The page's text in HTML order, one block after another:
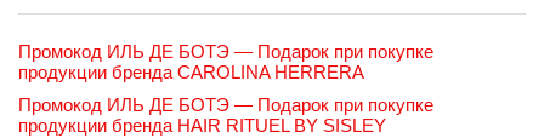
Промокод ИЛЬ ДЕ БОТЭ — Подарок при покупке
продукции бренда CAROLINA HERRERA
Промокод ИЛЬ ДЕ БОТЭ — Подарок при покупке
продукции бренда HAIR RITUEL BY SISLEY